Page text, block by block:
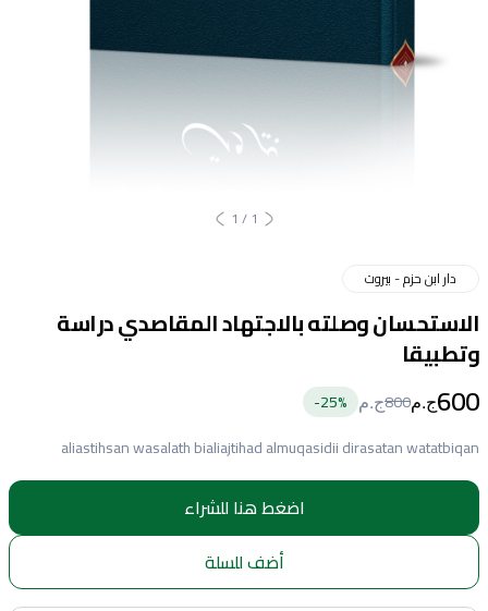
1
/
1
دار ابن حزم - بيروت
الاستحسان وصلته بالاجتهاد المقاصدي دراسة
وتطبيقا
600ج.م800ج.م 25%-
aliastihsan wasalath bialiajtihad almuqasidii dirasatan watatbiqan
اضغط هنا للشراء
أضف للسلة